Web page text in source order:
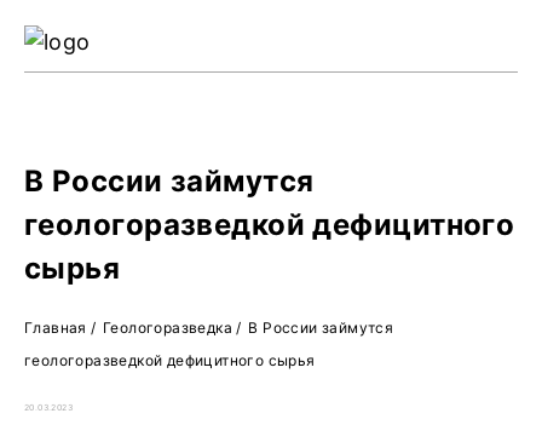
В России займутся
геологоразведкой дефицитного
сырья
Главная / Геологоразведка/ В России займутся
геологоразведкой дефицитного сырья
20.03.2023